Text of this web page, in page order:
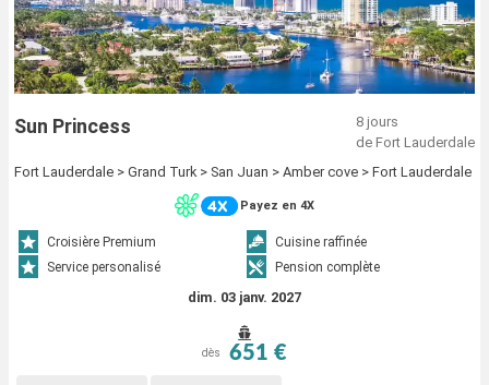
Sun Princess
8 jours
de Fort Lauderdale
Fort Lauderdale > Grand Turk > San Juan > Amber cove > Fort Lauderdale
Payez en 4X
Croisière Premium
Cuisine raffinée
Service personalisé
Pension complète
dim. 03 janv. 2027
dès 651 €